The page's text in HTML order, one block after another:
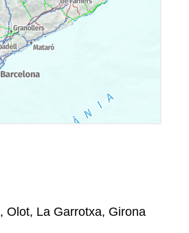
Olot, La Garrotxa, Girona